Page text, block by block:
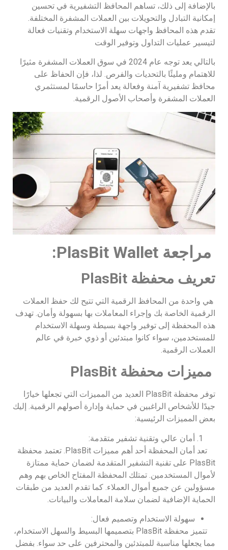
بالإضافة إلى ذلك، تساهم المحافظ التشفيرية في تحسين
إمكانية التبادل والتحويلات بين العملات المشفرة المختلفة.
تقدم هذه المحافظ واجهات سهلة الاستخدام وتقنيات فعالة
لتيسير عمليات التداول وتوفير الوقت
بالتالي يعد توجه عام 2024 في سوق العملات المشفرة مثيرًا
للاهتمام ومليئًا بالتحديات والفرص. لذا، فإن الحفاظ على
محافظ تشفيرية آمنة وفعالة يعد أمرًا حاسمًا لمستثمري
العملات المشفرة وأصحاب الأصول الرقمية.
مراجعة PlasBit Wallet
:
تعريف محفظة PlasBit
هي واحدة من المحافظ الرقمية التي تتيح لك حفظ العملات
الرقمية الخاصة بك وإجراء المعاملات بها بسهولة وأمان. تهدف
هذه المحفظة إلى توفير واجهة بسيطة وسهلة الاستخدام
للمستخدمين، سواء كانوا مبتدئين أو ذوي خبرة في عالم
العملات الرقمية.
مميزات محفظة PlasBit
توفر محفظة PlasBit العديد من المميزات التي تجعلها خيارًا
جيدًا للأشخاص الراغبين في حماية وإدارة أصولهم الرقمية. إليك
بعض المميزات الرئيسية:
أمان عالي وتقنية تشفير متقدمة:
تعد أمان المحفظة أحد أهم مميزات PlasBit. تعتمد محفظة
PlasBit على تقنية التشفير المتقدمة لضمان حماية ممتازة
لأموال المستخدمين. تمتلك المحفظة المفتاح الخاص بهم وهم
مسؤولين عن جميع أموال العملاء. كما تقدم العديد من طبقات
الحماية الإضافية لضمان سلامة المعاملات والبيانات.
سهولة الاستخدام وتصميم فعال:
تتميز محفظة PlasBit بتصميمها البسيط والسهل الاستخدام،
مما يجعلها مناسبة للمبتدئين والمحترفين على حد سواء. بفضل